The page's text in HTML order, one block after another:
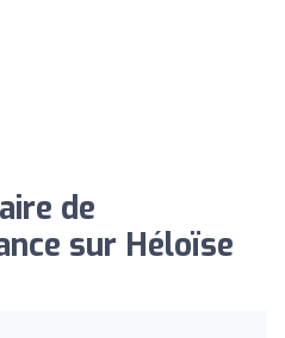
de
sur Héloïse